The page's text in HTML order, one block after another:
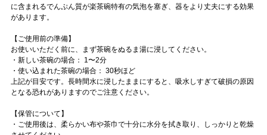
に含まれるでんぷん質が楽茶碗特有の気泡を塞ぎ、器をより丈夫にする効果
があります。
【ご使用前の準備】
お使いいただく前に、まず茶碗をぬるま湯に浸してください。
・新しい茶碗の場合： 1〜2分
・使い込まれた茶碗の場合： 30秒ほど
上記が目安です。長時間水に浸したままにすると、吸水しすぎて破損の原因
となる恐れがありますのでご注意ください。
【保管について】
・ご使用後は、柔らかい布や茶巾で十分に水分を拭き取り、しっかりと乾燥